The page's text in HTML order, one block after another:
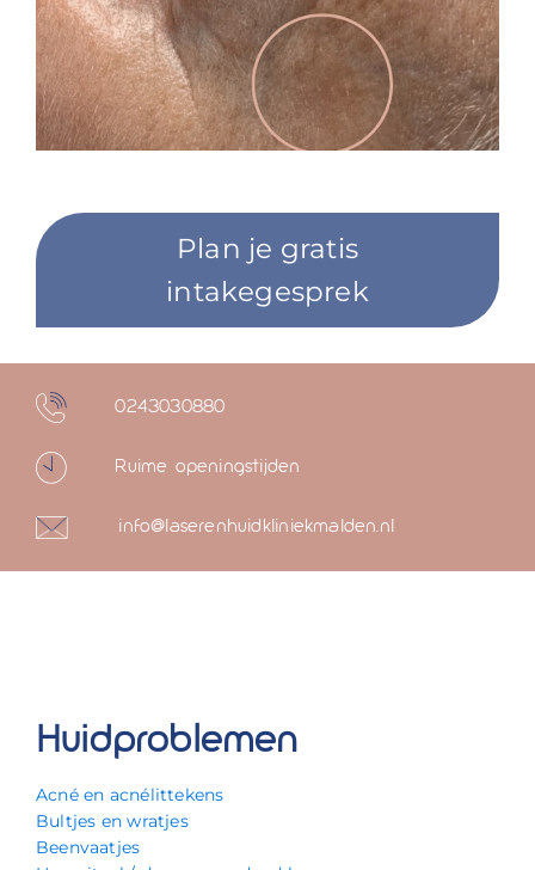
Plan je gratis
intakegesprek
0243030880
Ruime openingstijden
info@laserenhuidkliniekmalden.nl
Huidproblemen
Acné en acnélittekens
Bultjes en wratjes
Beenvaatjes